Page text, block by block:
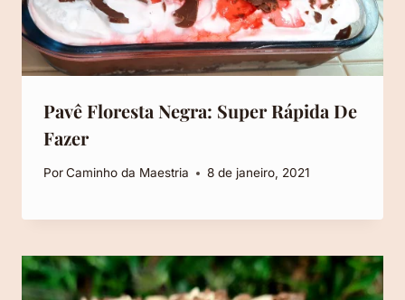
Pavê Floresta Negra: Super Rápida De
Fazer
PorCaminho da Maestria 8 de janeiro, 2021